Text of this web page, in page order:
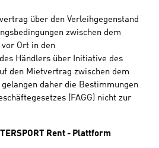
über den Verleihgegenstand
zwischen dem
Ort in den
Händlers über Initiative des
den Mietvertrag zwischen dem
daher die Bestimmungen
(FAGG) nicht zur
Rent - Plattform